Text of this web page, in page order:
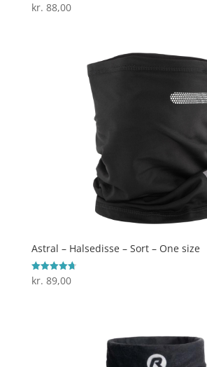
Vurderet
4.4
kr. 88,00
Astral – Halsedisse – Sort – One size
Vurderet
4.7
kr. 89,00